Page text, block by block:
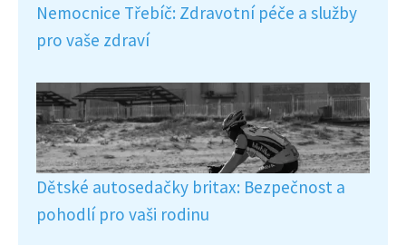
Nemocnice Třebíč: Zdravotní péče a služby
pro vaše zdraví
Dětské autosedačky britax: Bezpečnost a
pohodlí pro vaši rodinu